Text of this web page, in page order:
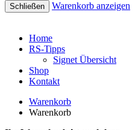
Schließen Warenkorb anzeigen
Home
RS-Tipps
Signet Übersicht
Shop
Kontakt
Warenkorb
Warenkorb